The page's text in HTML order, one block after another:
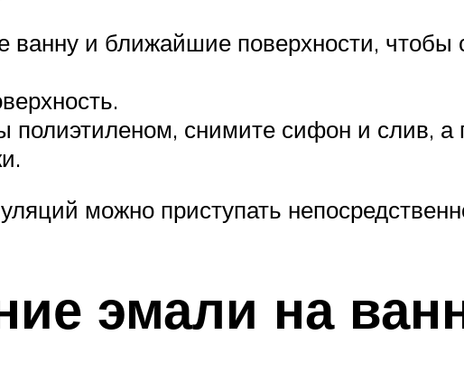
ванну и ближайшие поверхности,
полиэтиленом, снимите сифон и слив, а
можно приступать
эмали на